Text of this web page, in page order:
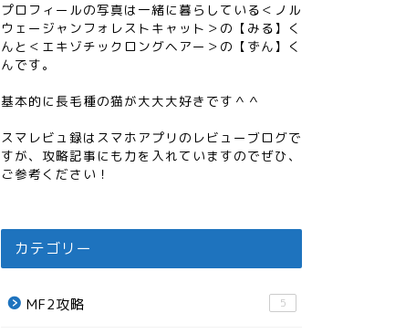
プロフィールの写真は一緒に暮らしている＜ノル
ウェージャンフォレストキャット＞の【みる】く
んと＜エキゾチックロングヘアー＞の【ずん】く
んです。
基本的に長毛種の猫が大大大好きです＾＾
スマレビュ録はスマホアプリのレビューブログで
すが、攻略記事にも力を入れていますのでぜひ、
ご参考ください！
カテゴリー
MF2攻略 5